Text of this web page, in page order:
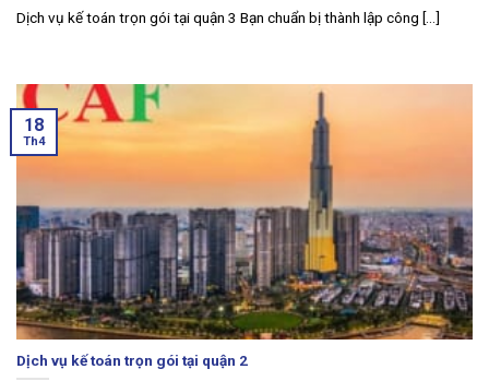
Dịch vụ kế toán trọn gói tại quận 3 Bạn chuẩn bị thành lập công [...]
Dịch vụ kế toán trọn gói tại quận 2
18
Th4